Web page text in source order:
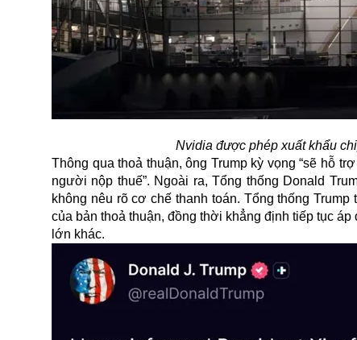
Nvidia được phép xuất khẩu
Thông qua thoả thuận, ông Trump kỳ vọng “sẽ hỗ
người nộp thuế”. Ngoài ra, Tổng thống Donald
không nêu rõ cơ chế thanh toán. Tổng thống
của bản thoả thuận, đồng thời khẳng định tiếp tục
lớn khác.